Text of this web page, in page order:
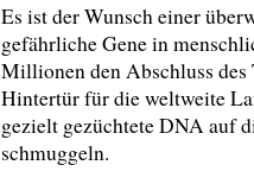
Es ist der Wunsch einer
gefährliche Gene in
Millionen den Abschluss
Hintertür für die weltweite
gezielt gezüchtete DNA auf
schmuggeln.